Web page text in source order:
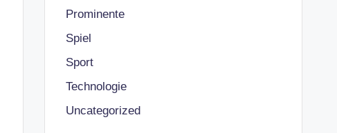
Prominente
Spiel
Sport
Technologie
Uncategorized